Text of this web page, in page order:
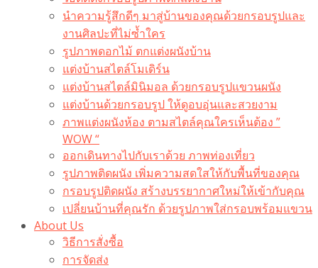
นำความรู้สึกดีๆ มาสู่บ้านของคุณด้วยกรอบรูปและ
งานศิลปะที่ไม่ซ้ำใคร
รูปภาพดอกไม้ ตกแต่งผนังบ้าน
แต่งบ้านสไตล์โมเดิร์น
แต่งบ้านสไตล์มินิมอล ด้วยกรอบรูปแขวนผนัง
แต่งบ้านด้วยกรอบรูป ให้ดูอบอุ่นและสวยงาม
ภาพแต่งผนังห้อง ตามสไตล์คุณใครเห็นต้อง ”
WOW “
ออกเดินทางไปกับเราด้วย ภาพท่องเที่ยว
รูปภาพติดผนัง เพิ่มความสดใสให้กับพื้นที่ของคุณ
กรอบรูปติดผนัง สร้างบรรยากาศใหม่ให้เข้ากับคุณ
เปลี่ยนบ้านที่คุณรัก ด้วยรูปภาพใส่กรอบพร้อมแขวน​
About Us
วิธีการสั่งซื้อ
การจัดส่ง